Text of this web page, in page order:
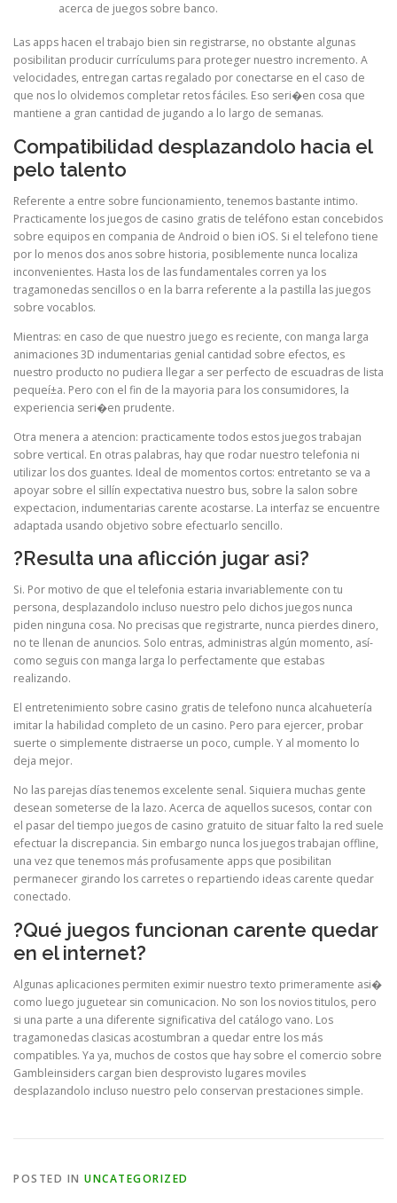
acerca de juegos sobre banco.
Las apps hacen el trabajo bien sin registrarse, no obstante algunas
posibilitan producir currículums para proteger nuestro incremento. A
velocidades, entregan cartas regalado por conectarse en el caso de
que nos lo olvidemos completar retos fáciles. Eso seri�en cosa que
mantiene a gran cantidad de jugando a lo largo de semanas.
Compatibilidad desplazandolo hacia el
pelo talento
Referente a entre sobre funcionamiento, tenemos bastante intimo.
Practicamente los juegos de casino gratis de teléfono estan concebidos
sobre equipos en compania de Android o bien iOS. Si el telefono tiene
por lo menos dos anos sobre historia, posiblemente nunca localiza
inconvenientes. Hasta los de las fundamentales corren ya los
tragamonedas sencillos o en la barra referente a la pastilla las juegos
sobre vocablos.
Mientras: en caso de que nuestro juego es reciente, con manga larga
animaciones 3D indumentarias genial cantidad sobre efectos, es
nuestro producto no pudiera llegar a ser perfecto de escuadras de lista
pequeí±a. Pero con el fin de la mayoria para los consumidores, la
experiencia seri�en prudente.
Otra menera a atencion: practicamente todos estos juegos trabajan
sobre vertical. En otras palabras, hay que rodar nuestro telefonia ni
utilizar los dos guantes. Ideal de momentos cortos: entretanto se va a
apoyar sobre el sillí­n expectativa nuestro bus, sobre la salon sobre
expectacion, indumentarias carente acostarse. La interfaz se encuentre
adaptada usando objetivo sobre efectuarlo sencillo.
?Resulta una aflicción jugar asi?
Si. Por motivo de que el telefonia estaria invariablemente con tu
persona, desplazandolo incluso nuestro pelo dichos juegos nunca
piden ninguna cosa. No precisas que registrarte, nunca pierdes dinero,
no te llenan de anuncios. Solo entras, administras algún momento, así­
como seguis con manga larga lo perfectamente que estabas
realizando.
El entretenimiento sobre casino gratis de telefono nunca alcahuetería
imitar la habilidad completo de un casino. Pero para ejercer, probar
suerte o simplemente distraerse un poco, cumple. Y al momento lo
deja mejor.
No las parejas días tenemos excelente senal. Siquiera muchas gente
desean someterse de la lazo. Acerca de aquellos sucesos, contar con
el pasar del tiempo juegos de casino gratuito de situar falto la red suele
efectuar la discrepancia. Sin embargo nunca los juegos trabajan offline,
una vez que tenemos más profusamente apps que posibilitan
permanecer girando los carretes o repartiendo ideas carente quedar
conectado.
?Qué juegos funcionan carente quedar
en el internet?
Algunas aplicaciones permiten eximir nuestro texto primeramente asi�
como luego juguetear sin comunicacion. No son los novios titulos, pero
si una parte a una diferente significativa del catálogo vano. Los
tragamonedas clasicas acostumbran a quedar entre los más
compatibles. Ya ya, muchos de costos que hay sobre el comercio sobre
Gambleinsiders cargan bien desprovisto lugares moviles
desplazandolo incluso nuestro pelo conservan prestaciones simple.
POSTED IN UNCATEGORIZED